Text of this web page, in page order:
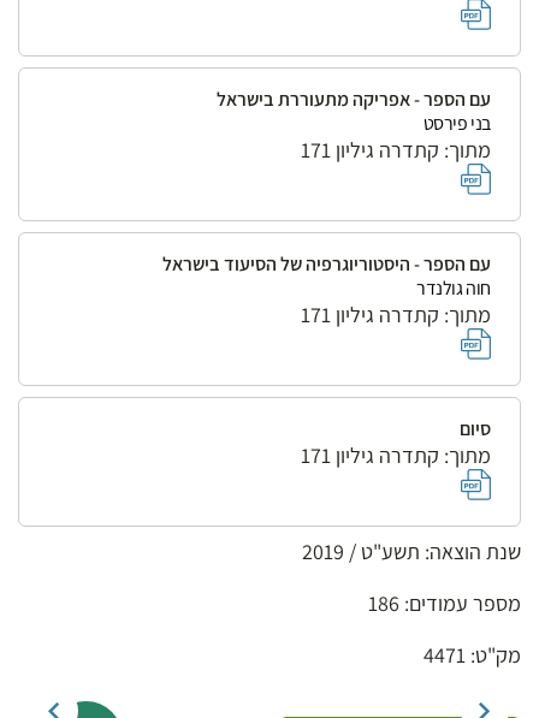
עם הספר - אפריקה מתעוררת בישראל
בני פירסט
מתוך: קתדרה גיליון 171
עם הספר - היסטוריוגרפיה של הסיעוד בישראל
חוה גולנדר
מתוך: קתדרה גיליון 171
סיום
מתוך: קתדרה גיליון 171
שנת הוצאה: תשע"ט / 2019
מספר עמודים: 186
מק"ט: 4471